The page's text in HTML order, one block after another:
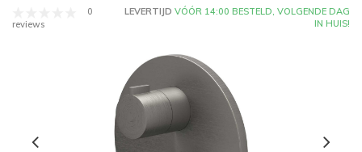
0
reviews
LEVERTIJD VÓÓR 14:00 BESTELD, VOLGENDE DAG
IN HUIS!